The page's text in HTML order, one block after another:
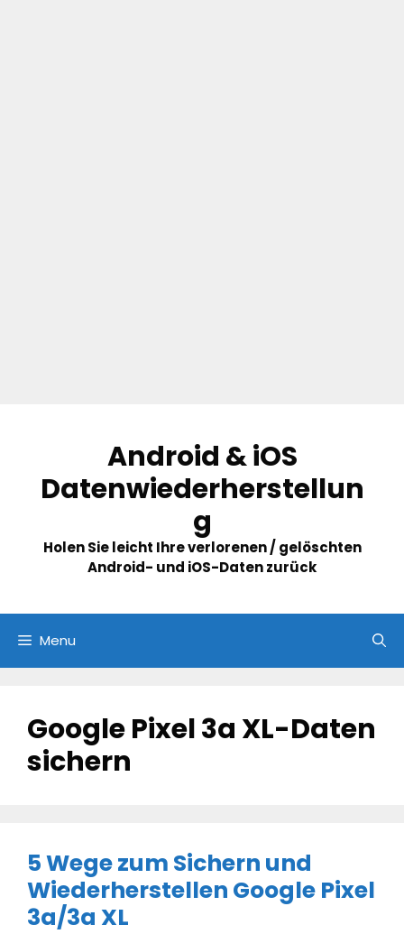
content
Android & iOS
Datenwiederherstellun
g
Holen Sie leicht Ihre verlorenen / gelöschten
Android- und iOS-Daten zurück
Menu
Google Pixel 3a XL-Daten
sichern
5 Wege zum Sichern und
Wiederherstellen Google Pixel
3a/3a XL